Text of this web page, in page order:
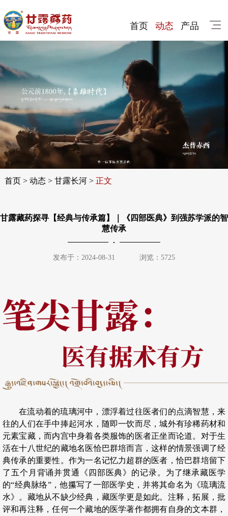
首页 动态 产品
首页> 动态> 甘露长河> 正文
甘露藏药探寻【经典与传承篇】｜《四部医典》到强苏学派的智
慧传承
浏览：5725
发布于：2024-08-31
在流动着的琉璃河中，漂浮着过往医者们的点滴智慧，来
往的人们在手中捧起河水，随即一饮而尽，城外有珍稀药材和
元素宝藏，而内宫中身着各类服饰的医者正坐而论道。对于生
活在十八世纪的藏地名医恰巴群培而言，这样的情景强调了经
典传承的重要性。作为一名记忆力超群的医者，恰巴群培留下
了五个月背诵并贯通《四部医典》的记录。为了继承藏医学
的“经典脉络”，他攥写了一部医学史，并将其命名为《琉璃流
水》。藏地从不缺少经典，藏医学更是如此。注释，拓展，批
评和再注释，任何一个藏地的医学著作都拥有自身的文本群，